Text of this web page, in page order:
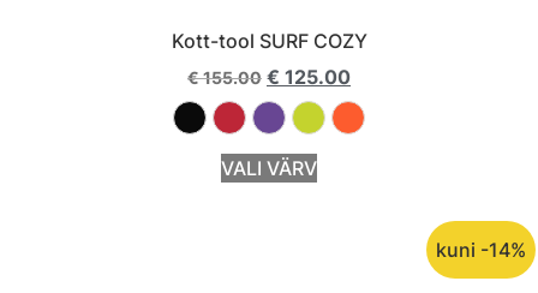
Kott-tool SURF COZY
€155.00 € 125.00
VALI VÄRV
kuni -14%